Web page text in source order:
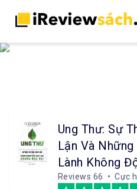
Ung Thư: Sự
Lận Và
Lành Không
Reviews 66 • Cực